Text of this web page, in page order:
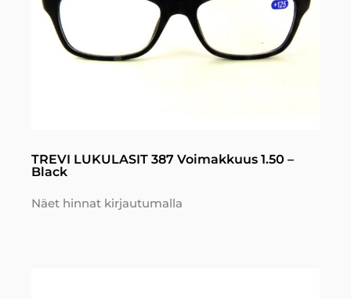
TREVI LUKULASIT 387 Voimakkuus 1.50 –
Black
Näet hinnat kirjautumalla